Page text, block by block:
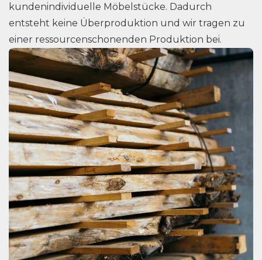
kundenindividuelle Möbelstücke. Dadurch
entsteht keine Überproduktion und wir tragen zu
einer ressourcenschonenden Produktion bei.